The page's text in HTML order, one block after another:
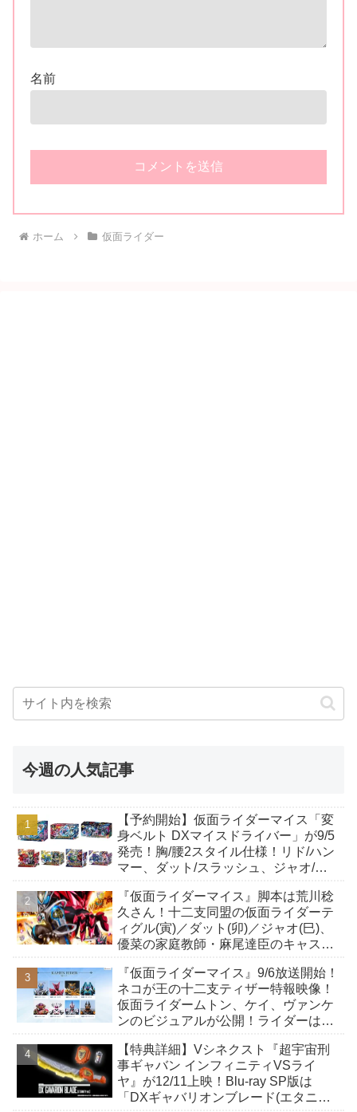
名前
ホーム 仮面ライダー
今週の人気記事
【予約開始】仮面ライダーマイス「変
身ベルト DXマイスドライバー」が9/5
発売！胸/腰2スタイル仕様！リド/ハン
マー、ダット/スラッシュ、ジャオ/バ
も！
『仮面ライダーマイス』脚本は荒川稔
久さん！十二支同盟の仮面ライダーテ
ィグル(寅)／ダット(卯)／ジャオ(巳)、
優菜の家庭教師・麻尾達臣のキャスト
んも変身！
『仮面ライダーマイス』9/6放送開始！
ネコが王の十二支ティザー特報映像！
仮面ライダームトン、ケイ、ヴァンケ
ンのビジュアルが公開！ライダーは子
【特典詳細】Vシネクスト『超宇宙刑
事ギャバン インフィニティVSライ
ヤ』が12/11上映！Blu-ray SP版は
「DXギャバリオンブレード(エタニテ